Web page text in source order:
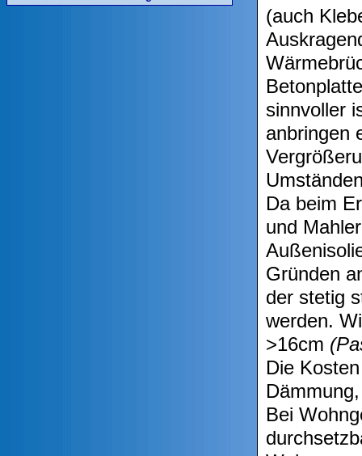
(auch
sinnvoller
anbringen
Da beim
und
Gründen
der stetig
werden.
>16cm
Die
Bei